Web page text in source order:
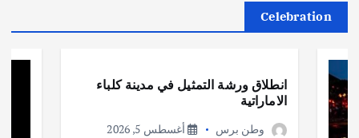
Celebration
انطلاق ورشة التمثيل في مدينة كلباء
الاماراتية
وطن برس أغسطس 5, 2026